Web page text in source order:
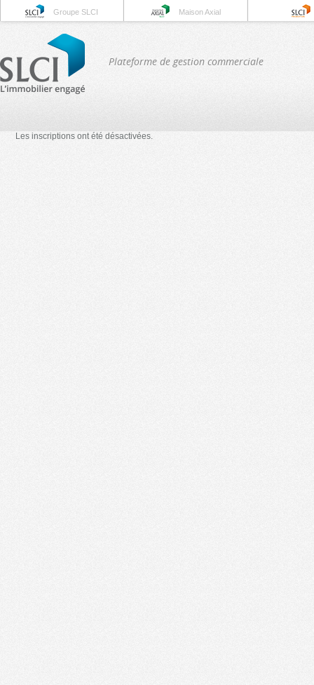
Groupe SLCI Maison Axial
Plateforme de gestion commerciale
Les inscriptions ont été désactivées.